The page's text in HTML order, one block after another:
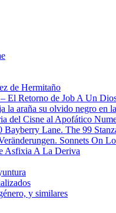
de Hermitaño
El Retorno de Job A Un
la araña su olvido negro en
del Cisne al Apofático
Bayberry Lane. The 99
Sonnets On
Asfixia A La Deriva
y similares